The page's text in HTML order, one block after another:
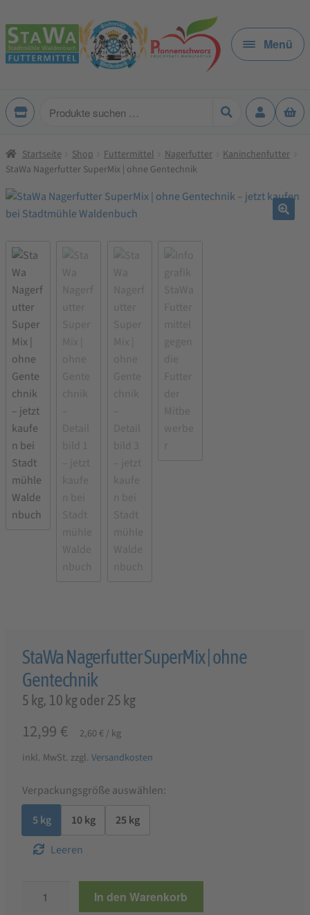
Zur
Navigation
springen
Zum
Inhalt
springen
Menü
Produkte
Startseite Shop Futtermittel Nagerfutter
Kaninchenfutter
StaWa Nagerfutter SuperMix | ohne Gentechnik
StaWa Nagerfutter SuperMix | ohne
Gentechnik
5 kg, 10 kg oder 25 kg
12,99 € 2,60 €/kg
inkl. MwSt. zzgl. Versandkosten
Verpackungsgröße auswählen:
5 kg
10 kg
25 kg
Leeren
Nagerfutter
In den Warenkorb